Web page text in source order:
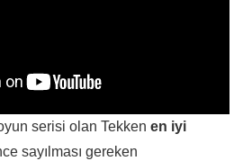
serisi olan Tekken en iyi
sayılması gereken